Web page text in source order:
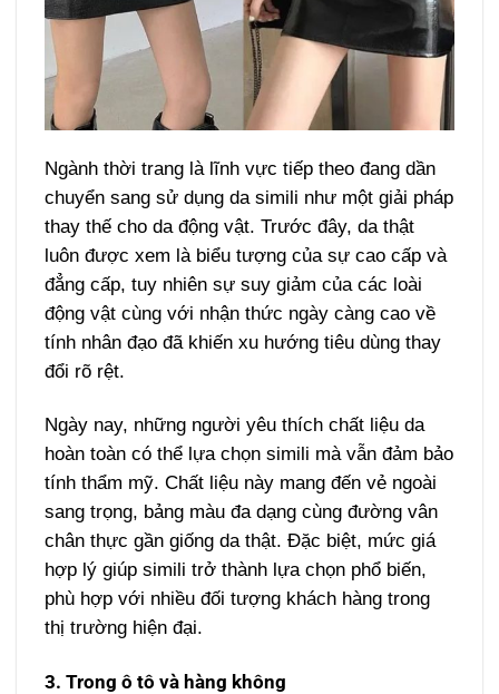
Ngành thời trang là lĩnh vực tiếp theo đang dần
chuyển sang sử dụng da simili như một giải pháp
thay thế cho da động vật. Trước đây, da thật
luôn được xem là biểu tượng của sự cao cấp và
đẳng cấp, tuy nhiên sự suy giảm của các loài
động vật cùng với nhận thức ngày càng cao về
tính nhân đạo đã khiến xu hướng tiêu dùng thay
đổi rõ rệt.
Ngày nay, những người yêu thích chất liệu da
hoàn toàn có thể lựa chọn simili mà vẫn đảm bảo
tính thẩm mỹ. Chất liệu này mang đến vẻ ngoài
sang trọng, bảng màu đa dạng cùng đường vân
chân thực gần giống da thật. Đặc biệt, mức giá
hợp lý giúp simili trở thành lựa chọn phổ biến,
phù hợp với nhiều đối tượng khách hàng trong
thị trường hiện đại.
3. Trong ô tô và hàng không